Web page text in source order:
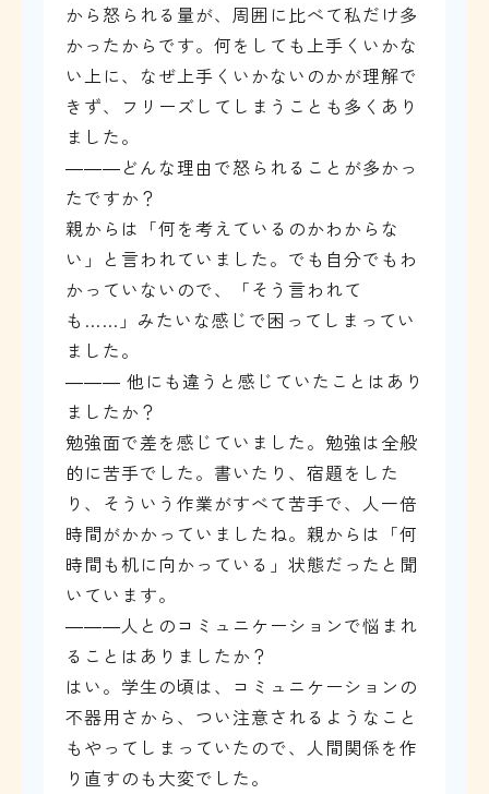
から怒られる量が、周囲に比べて私だけ多
かったからです。何をしても上手くいかな
い上に、なぜ上手くいかないのかが理解で
きず、フリーズしてしまうことも多くあり
ました。
―――どんな理由で怒られることが多かっ
たですか？
親からは「何を考えているのかわからな
い」と言われていました。でも自分でもわ
かっていないので、「そう言われて
も……」みたいな感じで困ってしまってい
ました。
――― 他にも違うと感じていたことはあり
ましたか？
勉強面で差を感じていました。勉強は全般
的に苦手でした。書いたり、宿題をした
り、そういう作業がすべて苦手で、人一倍
時間がかかっていましたね。親からは「何
時間も机に向かっている」状態だったと聞
いています。
―――人とのコミュニケーションで悩まれ
ることはありましたか？
はい。学生の頃は、コミュニケーションの
不器用さから、つい注意されるようなこと
もやってしまっていたので、人間関係を作
り直すのも大変でした。